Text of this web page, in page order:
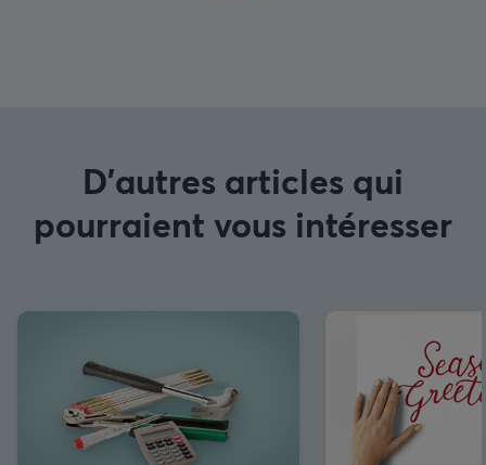
D'autres articles qui
pourraient vous intéresser